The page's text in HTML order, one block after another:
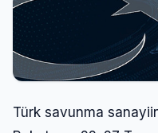
Türk savunma